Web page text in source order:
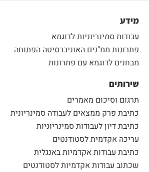
מידע
עבודות סמינריוניות לדוגמא
פתרונות ממ"נים האוניברסיטה הפתוחה
מבחנים לדוגמא עם פתרונות
שירותים
תרגום וסיכום מאמרים
כתיבת פרק ממצאים לעבודה סמינריונית
כתיבת דיון לעבודות סמינריוניות
עריכה אקדמית לסטודנטים
כתיבת עבודות אקדמיות באנגלית
שכתוב עבודות אקדמיות לסטודנטים